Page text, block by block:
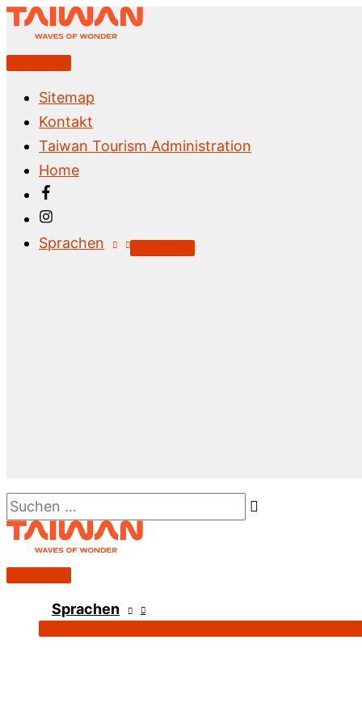
Zum
Inhalt
springenAbove
Sitemap
Kontakt
Taiwan Tourism Administration
Home
Sprachen
Suchen …
Hauptmenü
Sprachen